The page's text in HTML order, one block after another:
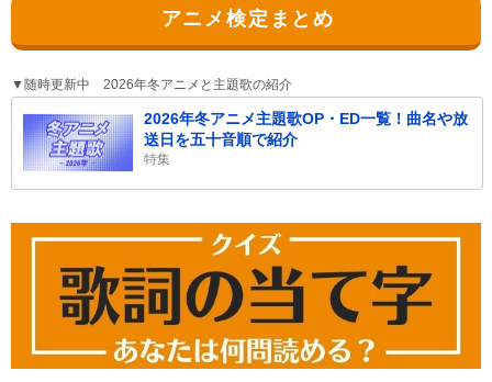
アニメ検定まとめ
▼随時更新中 2026年冬アニメと主題歌の紹介
2026年冬アニメ主題歌OP・ED一覧！曲名や放
送日を五十音順で紹介
特集